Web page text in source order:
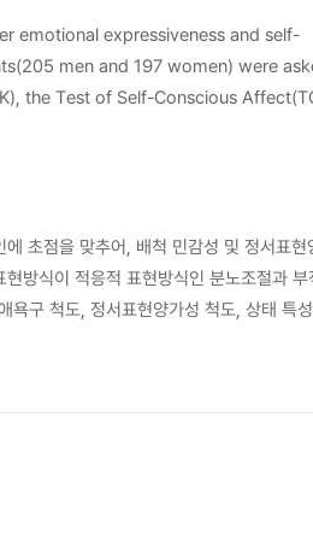
emotional expressiveness and self-
the Test of Self-Conscious
of the research model, the
relation between anger-in and
초점을 맞추어, 배척 민감성 및 정서표현
방식이 적응적 표현방식인 분노조절과
구 척도, 정서표현양가성 척도, 상태 특
본 연구의 제한점과 후속 연구의 방향에